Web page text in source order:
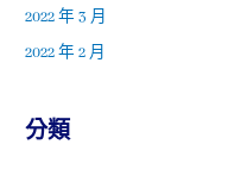
2022 年 3 月
2022 年 2 月
分類